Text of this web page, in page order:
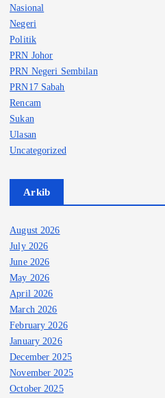
Nasional
Negeri
Politik
PRN Johor
PRN Negeri Sembilan
PRN17 Sabah
Rencam
Sukan
Ulasan
Uncategorized
Arkib
August 2026
July 2026
June 2026
May 2026
April 2026
March 2026
February 2026
January 2026
December 2025
November 2025
October 2025